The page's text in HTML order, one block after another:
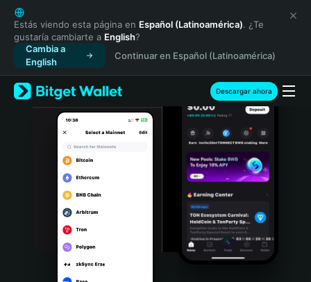
English
日本語
Tiếng Việt
Русский
Español (Latinoamérica)
Türkçe
Italiano
Português (Portugal)
Bahasa Indonesia
Estás viendo esta página en Español (Latinoamérica). ¿Te
gustaría cambiarte a English?
Cambia a
English
Continuar en Español (Latinoamérica)
Descargar ahora